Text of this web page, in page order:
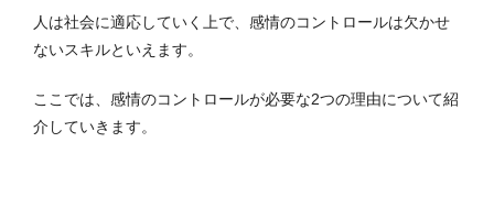
人は社会に適応していく上で、感情のコントロールは欠かせ
ないスキルといえます。
ここでは、感情のコントロールが必要な2つの理由について紹
介していきます。